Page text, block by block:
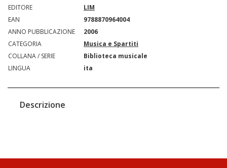
EDITORE
LIM
EAN
9788870964004
ANNO PUBBLICAZIONE
2006
CATEGORIA
Musica e Spartiti
COLLANA / SERIE
Biblioteca musicale
LINGUA
ita
Descrizione